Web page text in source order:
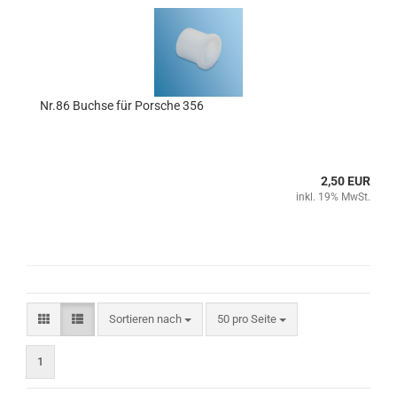
Nr.86 Buchse für Porsche 356
2,50 EUR
inkl. 19% MwSt.
Sortieren nach
Sortieren nach 50 pro Seite
pro Seite
1